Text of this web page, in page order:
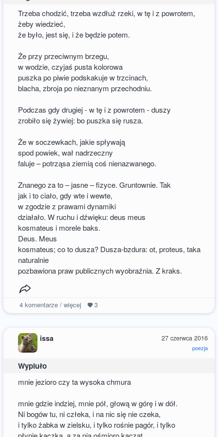
Trzeba chodzić, trzeba wzdłuż rzeki, w tę i z powrotem,
żeby wiedzieć,
że było, jest się, i że będzie potem.
Że przy przeciwnym brzegu,
w wodzie, czyjaś pusta kolorowa
puszka po piwie podskakuje w trzcinach,
blacha, zbroja po nieznanym przechodniu.
Podczas gdy drugiej - w tę i z powrotem - duszy
zrobiło się żywiej: bo puszka się rusza.
Że w soczewkach, jakie spływają
spod powiek, wał nadrzeczny
faluje – potrząsa ziemią coś nienazwanego.
Znanego za to – jasne – fizyce. Gruntownie. Tak
jak i to ciało, gdy wte i wewte,
w zgodzie z prawami dynamiki
działało. W ruchu i dźwięku: deus meus
kosmateus i morele baks.
Deus. Meus
kosmateus; co to dusza? Dusza-bzdura: ot, proteus, taka
naturalnie
pozbawiona praw publicznych wyobraźnia. Z kraks.
4komentarze / więcej 3
27 czerwca 2016
poezja
issa
Wypluło
mnie jezioro czy ta wysoka chmura
mnie gdzie indziej, mnie pół, głową w górę i w dół.
Ni bogów tu, ni człeka, i na nic się nie czeka,
i tylko żabka w zielsku, i tylko rośnie pagór, i tylko